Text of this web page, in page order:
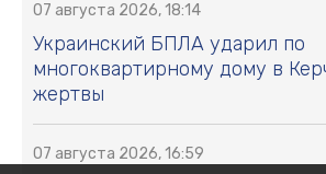
07 августа 2026, 18:14
Украинский БПЛА ударил по
многоквартирному дому в
жертвы
07 августа 2026, 16:59